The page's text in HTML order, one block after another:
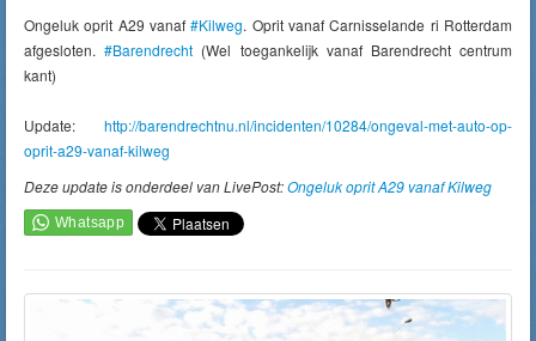
Ongeluk oprit A29 vanaf#Kilweg. Oprit vanaf Carnisselande ri Rotterdam
afgesloten.#Barendrecht (Wel toegankelijk vanaf Barendrecht centrum
kant)
Update: http://barendrechtnu.nl/incidenten/10284/ongeval-met-auto-op-
oprit-a29-vanaf-kilweg
Deze update is onderdeel van LivePost:Ongeluk oprit A29 vanaf Kilweg